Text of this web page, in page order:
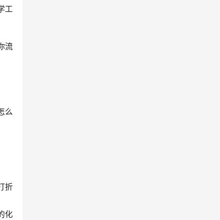
工
流
么
折
化